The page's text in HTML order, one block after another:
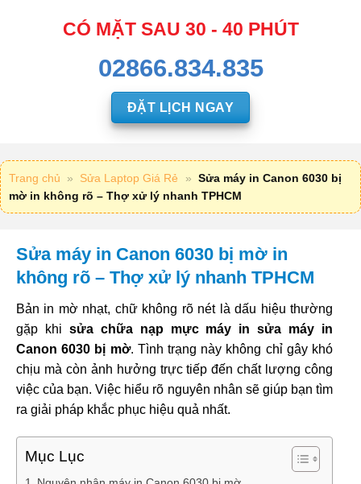
CÓ MẶT SAU 30 - 40 PHÚT
02866.834.835
ĐẶT LỊCH NGAY
Trang chủ » Sửa Laptop Giá Rẻ » Sửa máy in Canon 6030 bị
mờ in không rõ – Thợ xử lý nhanh TPHCM
Sửa máy in Canon 6030 bị mờ in
không rõ – Thợ xử lý nhanh TPHCM
Bản in mờ nhạt, chữ không rõ nét là dấu hiệu thường
gặp khi sửa chữa nạp mực máy in sửa máy in
Canon 6030 bị mờ. Tình trạng này không chỉ gây khó
chịu mà còn ảnh hưởng trực tiếp đến chất lượng công
việc của bạn. Việc hiểu rõ nguyên nhân sẽ giúp bạn tìm
ra giải pháp khắc phục hiệu quả nhất.
Mục Lục